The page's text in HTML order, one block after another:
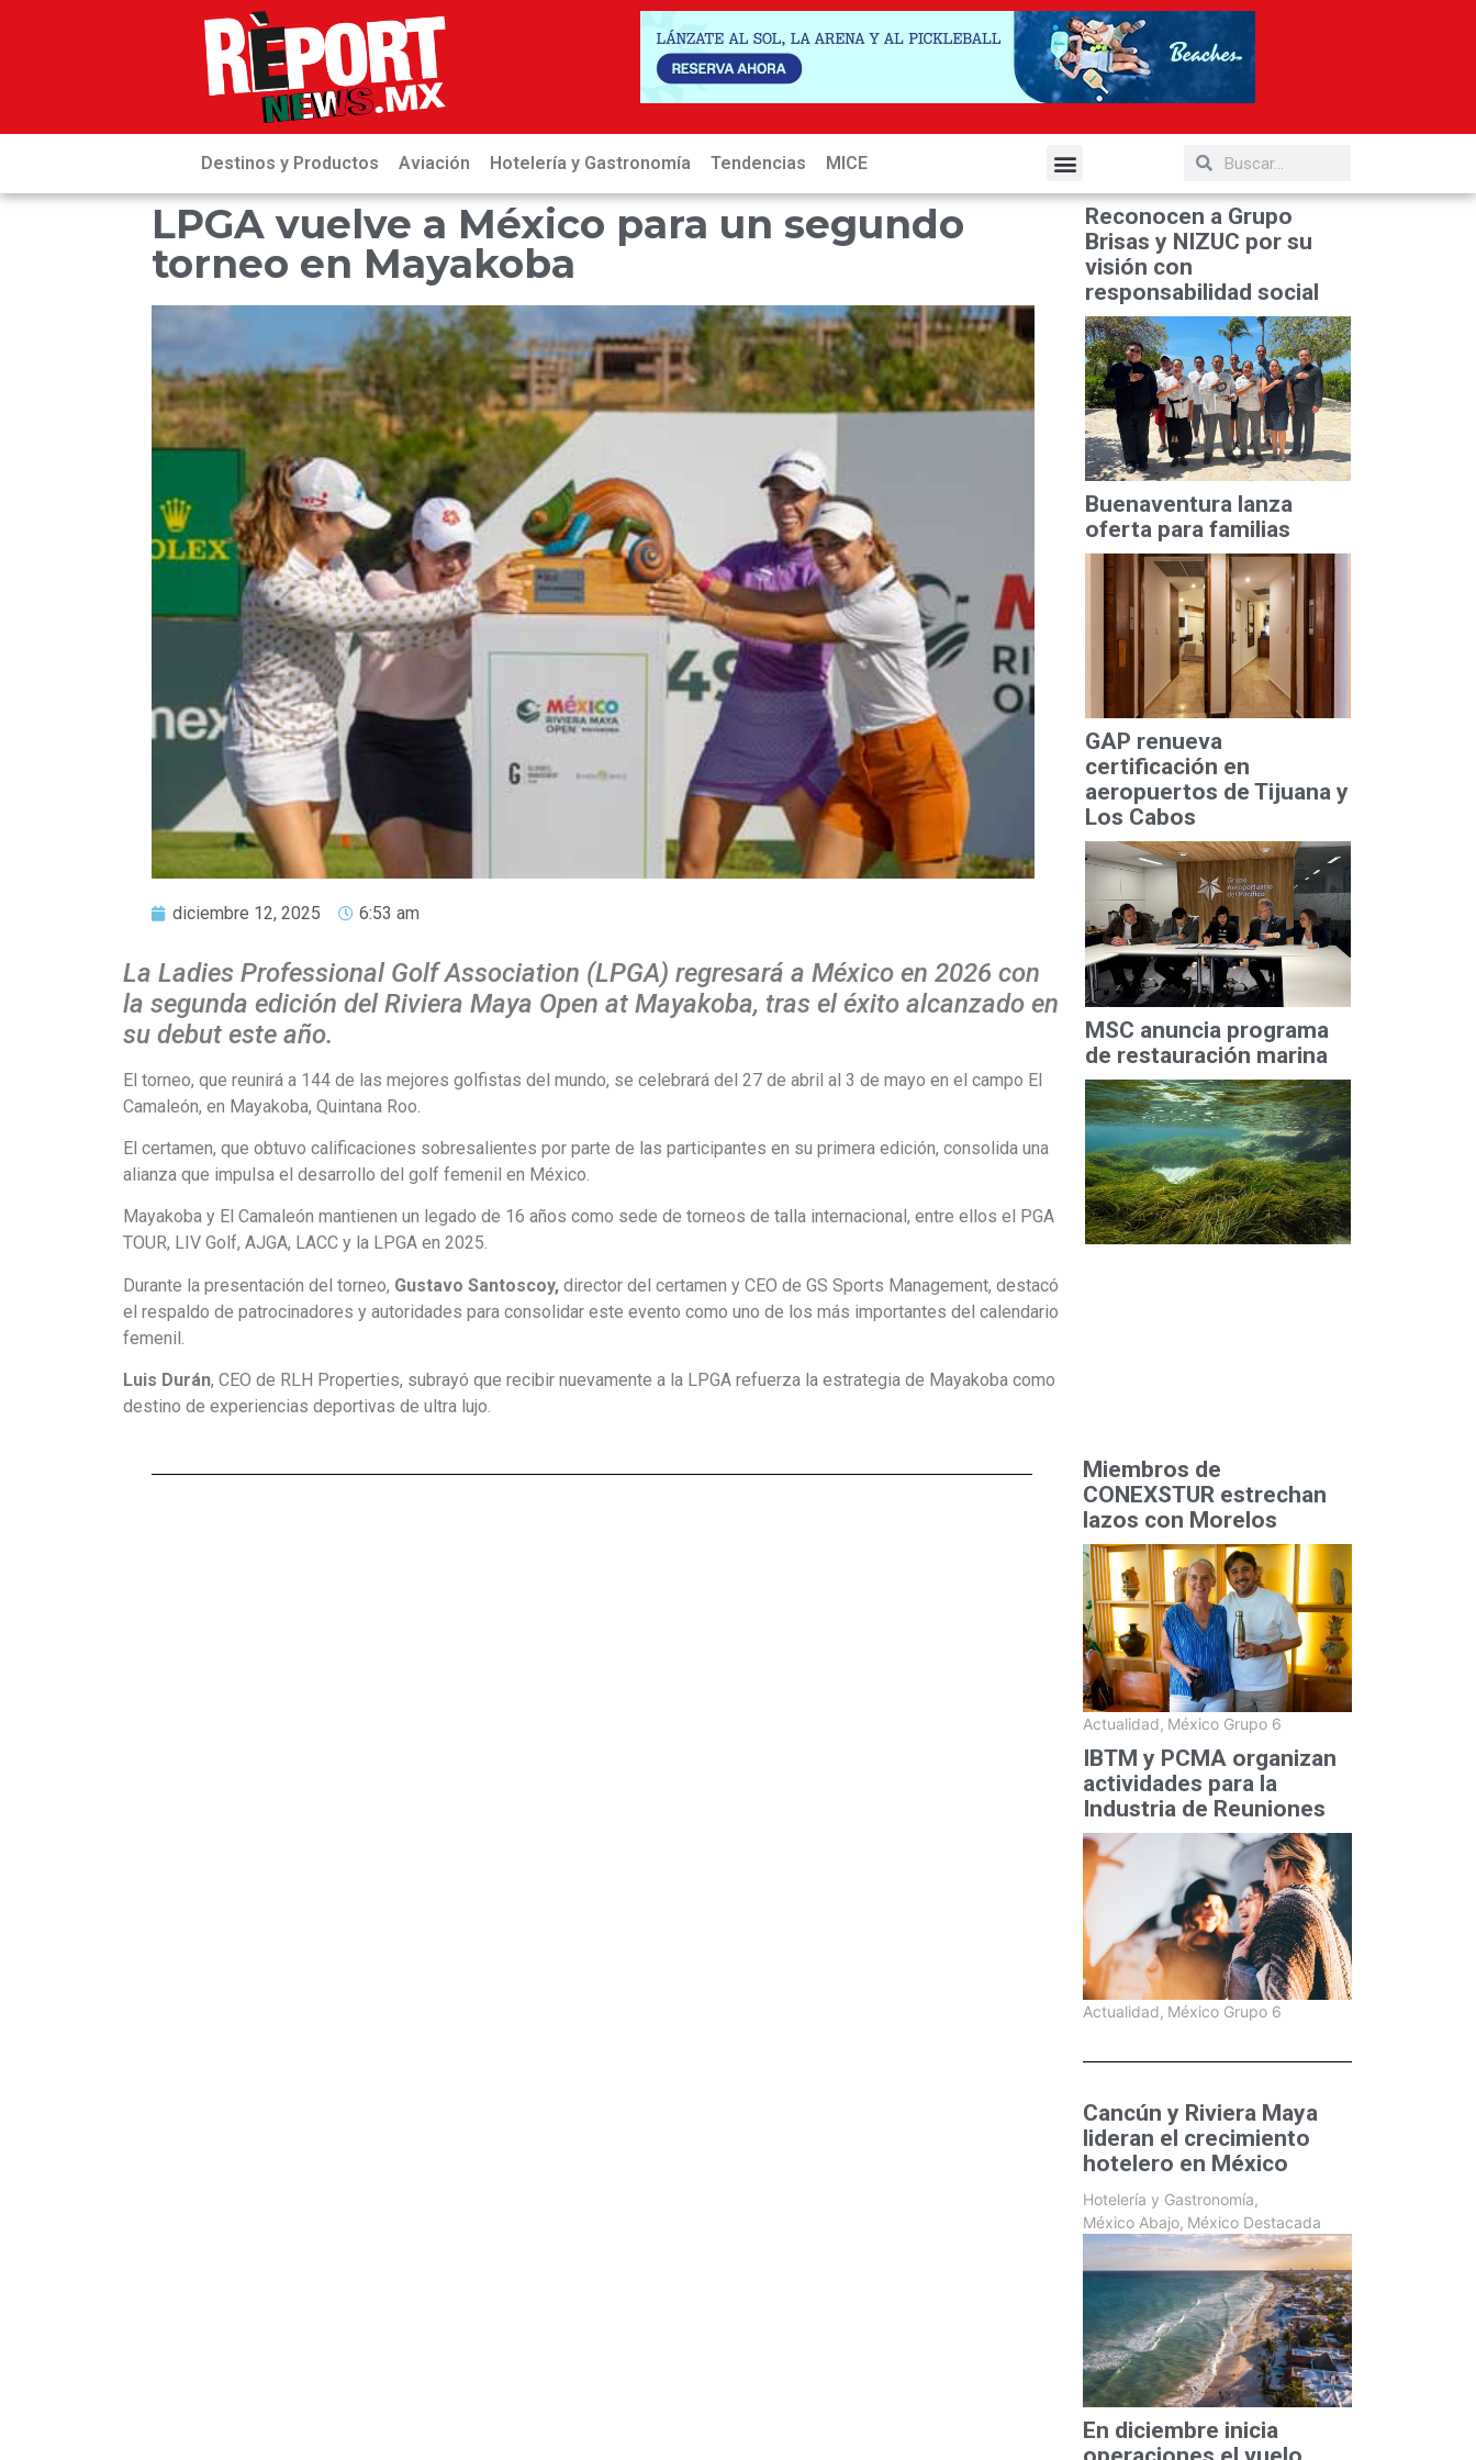
Destinos y Productos Aviación Hotelería y Gastronomía Tendencias MICE
LPGA vuelve a México para un segundo
torneo en Mayakoba
diciembre 12, 2025 6:53 am
La Ladies Professional Golf Association (LPGA) regresará a México en 2026 con
la segunda edición del Riviera Maya Open at Mayakoba, tras el éxito alcanzado en
su debut este año.
El torneo, que reunirá a 144 de las mejores golfistas del mundo, se celebrará del 27 de abril al 3 de mayo en el campo El
Camaleón, en Mayakoba, Quintana Roo.
El certamen, que obtuvo calificaciones sobresalientes por parte de las participantes en su primera edición, consolida una
alianza que impulsa el desarrollo del golf femenil en México.
Mayakoba y El Camaleón mantienen un legado de 16 años como sede de torneos de talla internacional, entre ellos el PGA
TOUR, LIV Golf, AJGA, LACC y la LPGA en 2025.
Durante la presentación del torneo, Gustavo Santoscoy, director del certamen y CEO de GS Sports Management, destacó
el respaldo de patrocinadores y autoridades para consolidar este evento como uno de los más importantes del calendario
femenil.
Luis Durán, CEO de RLH Properties, subrayó que recibir nuevamente a la LPGA refuerza la estrategia de Mayakoba como
destino de experiencias deportivas de ultra lujo.
Reconocen a Grupo
Brisas y NIZUC por su
visión con
responsabilidad social
Buenaventura lanza
oferta para familias
GAP renueva
certificación en
aeropuertos de Tijuana y
Los Cabos
MSC anuncia programa
de restauración marina
Miembros de
CONEXSTUR estrechan
lazos con Morelos
Actualidad, México Grupo 6
IBTM y PCMA organizan
actividades para la
Industria de Reuniones
Actualidad, México Grupo 6
Cancún y Riviera Maya
lideran el crecimiento
hotelero en México
Hotelería y Gastronomía,
México Abajo, México Destacada
En diciembre inicia